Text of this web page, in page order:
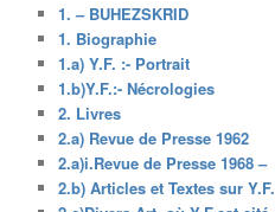
1. – BUHEZSKRID
1. Biographie
1.a) Y.F. :- Portrait
1.b)Y.F.:- Nécrologies
2. Livres
2.a) Revue de Presse 1962
2.a)i.Revue de Presse 1968 –
2.b) Articles et Textes sur Y.F.